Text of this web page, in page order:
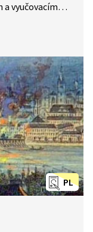
vyučovacím
PL